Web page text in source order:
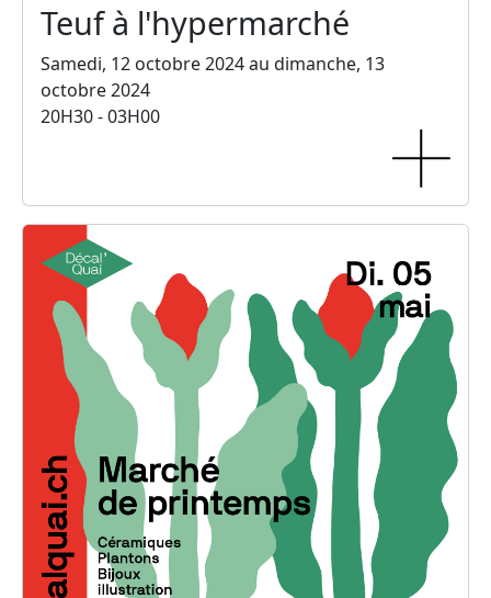
Teuf à l'hypermarché
Samedi, 12 octobre 2024 au dimanche, 13
octobre 2024
20H30 - 03H00